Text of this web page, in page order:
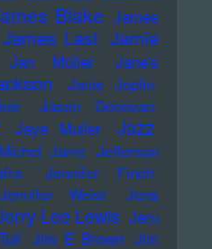
Blake James
James Last Jamie
Jan Müller
Jane's
Janis Joplin
Jason Donovan
Jaye Muller Jazz
Jarre Jefferson
Jennifer Finch
Jennifer Weist
Jens
Lee Lewis Jeru
Jim E Brown Jim